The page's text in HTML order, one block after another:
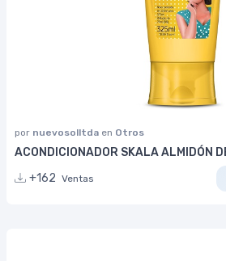
por nuevosolltda en Otros
ACONDICIONADOR SKALA ALMIDÓN
+162 Ventas